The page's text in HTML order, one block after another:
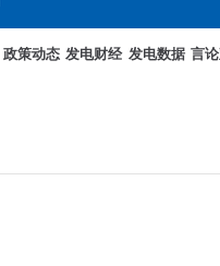
政策动态 发电财经 发电数据 言